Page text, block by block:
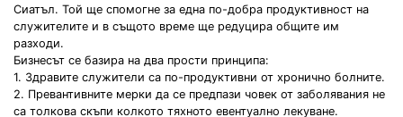
Сиатъл. Той ще спомогне за една по-добра продуктивност на
служителите и в същото време ще редуцира общите им
разходи.
Бизнесът се базира на два прости принципа:
1. Здравите служители са по-продуктивни от хронично болните.
2. Превантивните мерки да се предпази човек от заболявания не
са толкова скъпи колкото тяхното евентуално лекуване.